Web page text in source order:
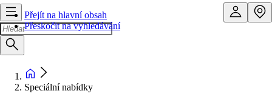
Přejít na hlavní obsah
Přeskočit na vyhledávání
Speciální nabídky